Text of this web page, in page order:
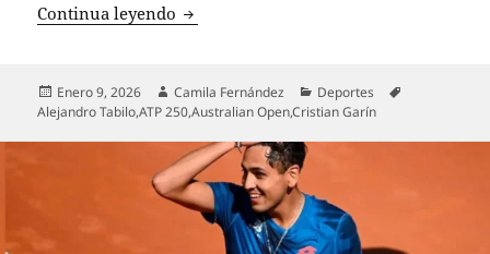
Continua leyendo Cristian Garin y Alejandro Tabilo
Publicado
el
Enero 9, 2026 Autor
Camila Fernández Categorías
Deportes
Alejandro Tabilo,ATP 250,Australian Open,Cristian Garín